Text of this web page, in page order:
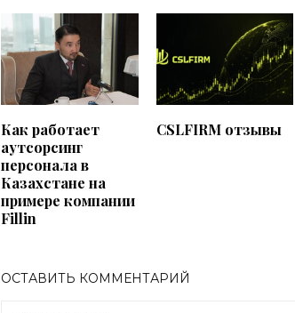
Как работает
аутсорсинг
персонала в
Казахстане на
примере компании
Fillin
CSLFIRM отзывы
ОСТАВИТЬ КОММЕНТАРИЙ